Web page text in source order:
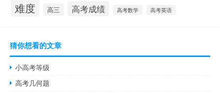
难度 高三 高考成绩 高考数学 高考英语
猜你想看的文章
小高考等级
高考几何题